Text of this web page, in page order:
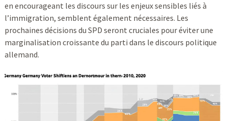
en encourageant les discours sur les enjeux sensibles liés à
l’immigration, semblent également nécessaires. Les
prochaines décisions du SPD seront cruciales pour éviter une
marginalisation croissante du parti dans le discours politique
allemand.